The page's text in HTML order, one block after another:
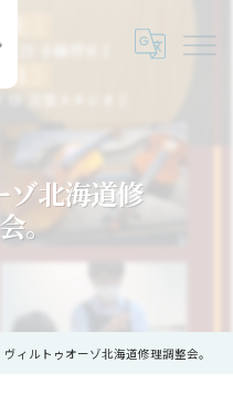
ゾ北海道修
。
ヴィルトゥオーゾ北海道修理調整会。